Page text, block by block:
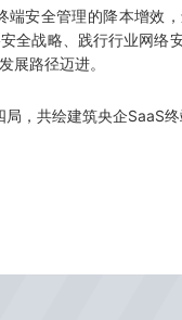
安全管理的降本增效
全战略、践行行业网
展路径迈进。